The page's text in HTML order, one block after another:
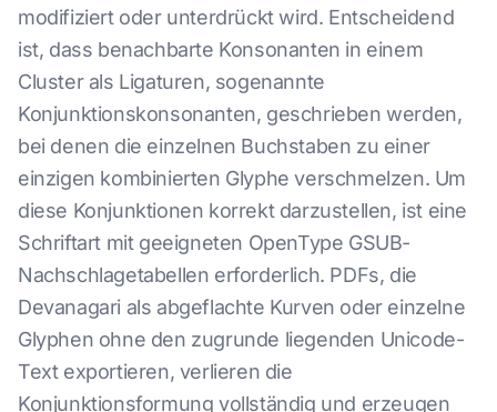
modifiziert oder unterdrückt wird. Entscheidend
ist, dass benachbarte Konsonanten in einem
Cluster als Ligaturen, sogenannte
Konjunktionskonsonanten, geschrieben werden,
bei denen die einzelnen Buchstaben zu einer
einzigen kombinierten Glyphe verschmelzen. Um
diese Konjunktionen korrekt darzustellen, ist eine
Schriftart mit geeigneten OpenType GSUB-
Nachschlagetabellen erforderlich. PDFs, die
Devanagari als abgeflachte Kurven oder einzelne
Glyphen ohne den zugrunde liegenden Unicode-
Text exportieren, verlieren die
Konjunktionsformung vollständig und erzeugen